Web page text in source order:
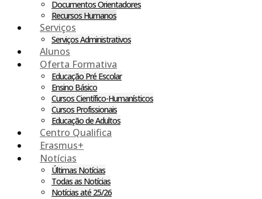
Documentos Orientadores
Recursos Humanos
Serviços
Serviços Administrativos
Alunos
Oferta Formativa
Educação Pré Escolar
Ensino Básico
Cursos Científico-Humanísticos
Cursos Profissionais
Educação de Adultos
Centro Qualifica
Erasmus+
Notícias
Últimas Notícias
Todas as Notícias
Notícias até 25/26